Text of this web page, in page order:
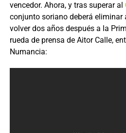
vencedor. Ahora, y tras superar al
conjunto soriano deberá eliminar
volver dos años después a la
rueda de prensa de Aitor Calle,
Numancia: